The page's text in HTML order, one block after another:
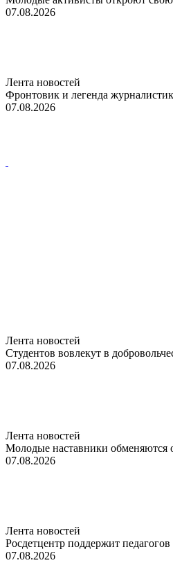
07.08.2026
Лента новостей
Фронтовик и легенда
07.08.2026
Лента новостей
Студентов вовлекут в
07.08.2026
Лента новостей
Молодые наставники обменяются
07.08.2026
Лента новостей
Росдетцентр поддержит педагогов
07.08.2026